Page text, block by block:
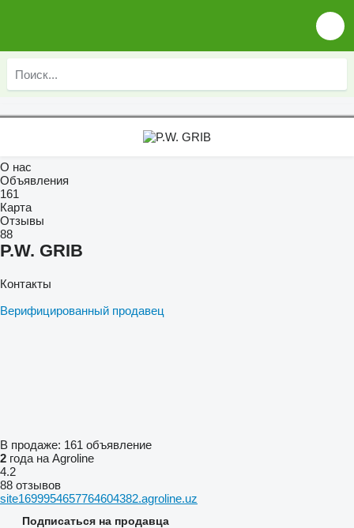
О нас
Объявления
161
Карта
Отзывы
88
P.W. GRIB
Контакты
Верифицированный продавец
В продаже: 161 объявление
2 года на Agroline
4.2
88 отзывов
site1699954657764604382.agroline.uz
Подписаться на продавца